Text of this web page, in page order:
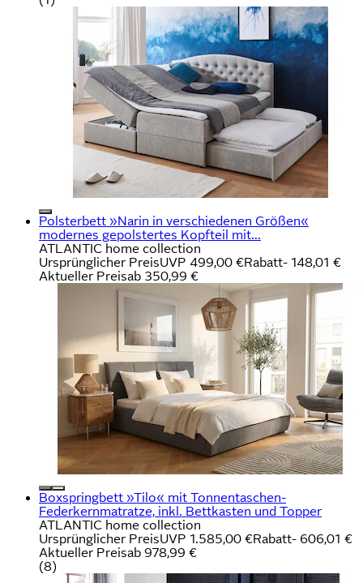
Polsterbett »Narin in verschiedenen Größen«
modernes gepolstertes Kopfteil mit...
ATLANTIC home collection
Ursprünglicher PreisUVP 499,00 €Rabatt- 148,01 €
Aktueller Preisab 350,99 €
Boxspringbett »Tilo« mit Tonnentaschen-
Federkernmatratze, inkl. Bettkasten und Topper
ATLANTIC home collection
Ursprünglicher PreisUVP 1.585,00 €Rabatt- 606,01 €
Aktueller Preisab 978,99 €
(8)